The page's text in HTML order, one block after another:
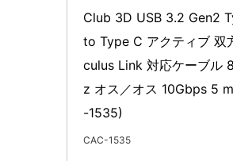
Club 3D USB 3.2 Gen2
to Type C アクティブ 双
culus Link 対応ケーブル
z オス／オス 10Gbps 5
-1535)
CAC-1535